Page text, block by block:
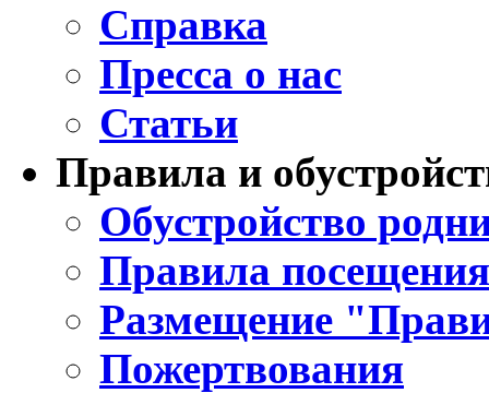
Справка
Пресса о нас
Статьи
Правила и
Обустройство
Правила
Размещение
Пожертвования